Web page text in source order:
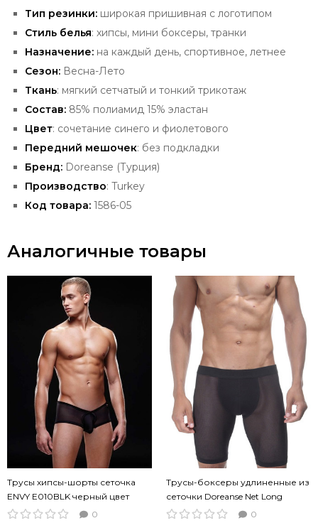
Тип резинки: широкая пришивная с логотипом
Стиль белья: хипсы, мини боксеры, транки
Назначение: на каждый день, спортивное, летнее
Сезон: Весна-Лето
Ткань: мягкий сетчатый и тонкий трикотаж
Состав: 85% полиамид 15% эластан
Цвет: сочетание синего и фиолетового
Передний мешочек: без подкладки
Бренд: Doreanse (Турция)
Производство: Turkey
Код товара: 1586-05
Аналогичные товары
Трусы хипсы-шорты сеточка
ENVY E010BLK черный цвет
0
Трусы-боксеры удлиненные из
сеточки Doreanse Net Long
черные
0